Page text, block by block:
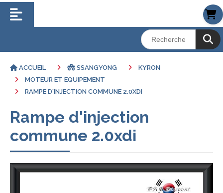
ACCUEIL SSANGYONG
KYRON
MOTEUR ET EQUIPEMENT
RAMPE D'INJECTION COMMUNE 2.0XDI
Rampe d'injection
commune 2.0xdi